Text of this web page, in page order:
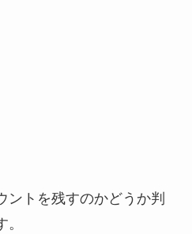
ントを残すのかどうか判